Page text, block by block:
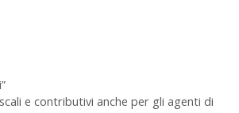
e contributivi anche per gli agenti di